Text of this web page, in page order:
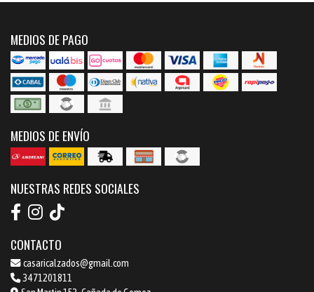
MEDIOS DE PAGO
MEDIOS DE ENVÍO
NUESTRAS REDES SOCIALES
CONTACTO
casaricalzados@gmail.com
3471201811